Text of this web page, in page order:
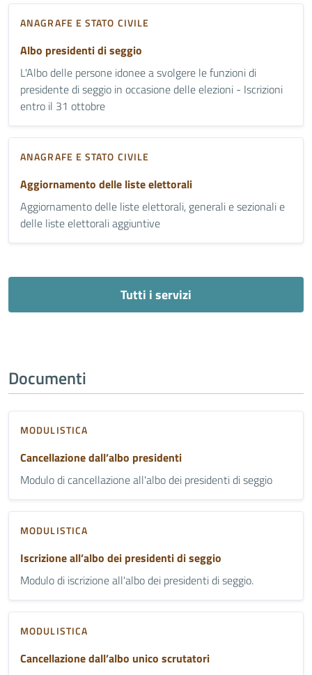
ANAGRAFE E STATO CIVILE
Albo presidenti di seggio
L'Albo delle persone idonee a svolgere le funzioni di
presidente di seggio in occasione delle elezioni - Iscrizioni
entro il 31 ottobre
ANAGRAFE E STATO CIVILE
Aggiornamento delle liste elettorali
Aggiornamento delle liste elettorali, generali e sezionali e
delle liste elettorali aggiuntive
Tutti i servizi
Documenti
MODULISTICA
Cancellazione dall’albo presidenti
Modulo di cancellazione all'albo dei presidenti di seggio
MODULISTICA
Iscrizione all’albo dei presidenti di seggio
Modulo di iscrizione all'albo dei presidenti di seggio.
MODULISTICA
Cancellazione dall’albo unico scrutatori